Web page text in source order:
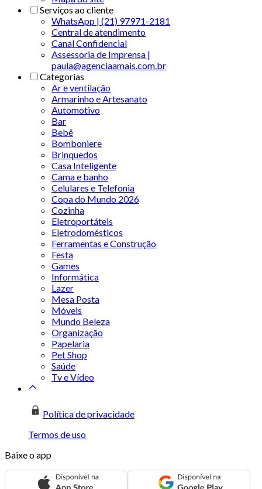
Serviços ao cliente
WhatsApp | (21) 97971-2181
Central de atendimento
Canal Confidencial
Assessoria de Imprensa |
paula@agenciaamais.com.br
Categorias
Ar e ventilação
Armarinho e Artesanato
Automotivo
Bar
Bebê
Bomboniere
Brinquedos
Casa Inteligente
Cama e banho
Celulares e Telefonia
Copa do Mundo 2026
Cozinha
Eletroportáteis
Eletrodomésticos
Ferramentas e Construção
Festa
Games
Informática
Lazer
Mesa Posta
Móveis
Mundo Beleza
Organização
Papelaria
Pet Shop
Saúde
Tv e Vídeo
Política de privacidade
Termos de uso
Baixe o app